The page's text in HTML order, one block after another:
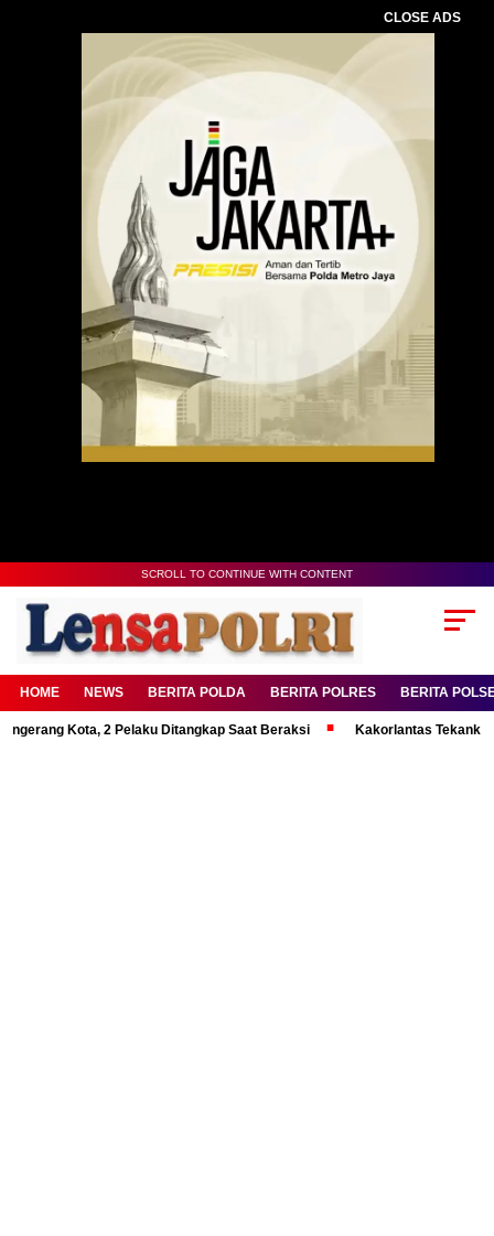
CLOSE ADS
SCROLL TO CONTINUE WITH CONTENT
HOME NEWS BERITA POLDA BERITA POLRES BERITA
2 Pelaku Ditangkap Saat Beraksi Kakorlantas Tekankan Mental